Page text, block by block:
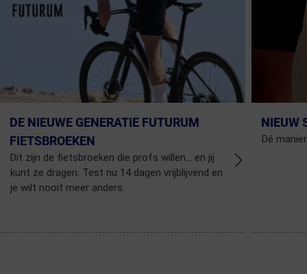
DE NIEUWE GENERATIE FUTURUM
FIETSBROEKEN
Dit zijn de fietsbroeken die profs willen... en jij
kunt ze dragen. Test nu 14 dagen vrijblijvend en
je wilt nooit meer anders.
NIEUW
Dé